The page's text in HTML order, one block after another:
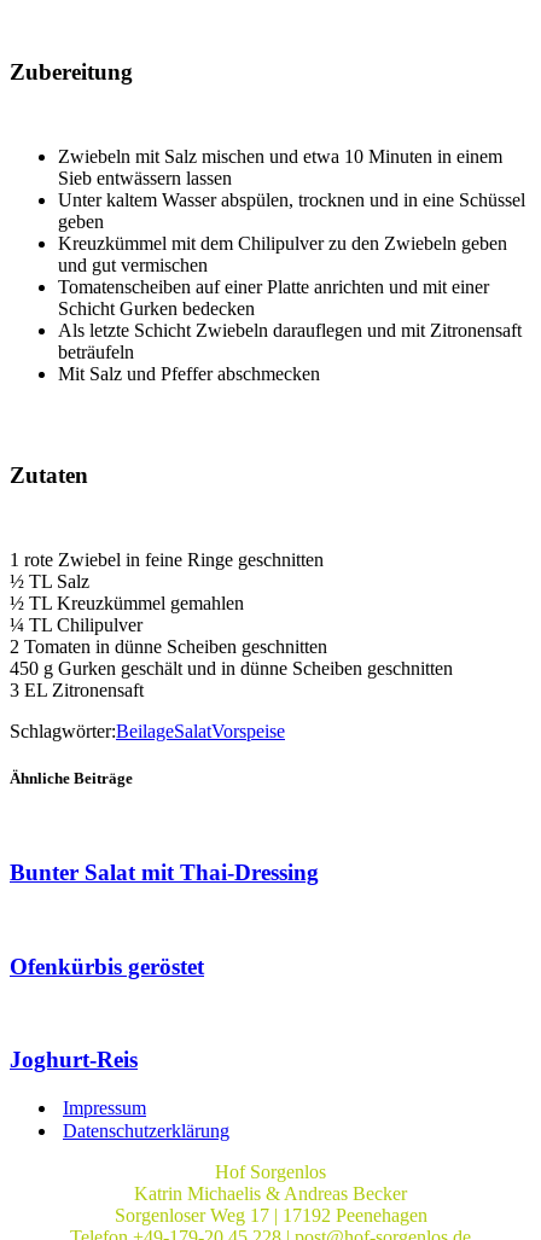
Zubereitung
Zwiebeln mit Salz mischen und etwa 10 Minuten in einem
Sieb entwässern lassen
Unter kaltem Wasser abspülen, trocknen und in eine Schüssel
geben
Kreuzkümmel mit dem Chilipulver zu den Zwiebeln geben
und gut vermischen
Tomatenscheiben auf einer Platte anrichten und mit einer
Schicht Gurken bedecken
Als letzte Schicht Zwiebeln darauflegen und mit Zitronensaft
beträufeln
Mit Salz und Pfeffer abschmecken
Zutaten
1 rote Zwiebel in feine Ringe geschnitten
½ TL Salz
½ TL Kreuzkümmel gemahlen
¼ TL Chilipulver
2 Tomaten in dünne Scheiben geschnitten
450 g Gurken geschält und in dünne Scheiben geschnitten
3 EL Zitronensaft
Schlagwörter:BeilageSalatVorspeise
Ähnliche Beiträge
Bunter Salat mit Thai-Dressing
Ofenkürbis geröstet
Joghurt-Reis
Impressum
Datenschutzerklärung
Hof Sorgenlos
Katrin Michaelis & Andreas Becker
Sorgenloser Weg 17 | 17192 Peenehagen